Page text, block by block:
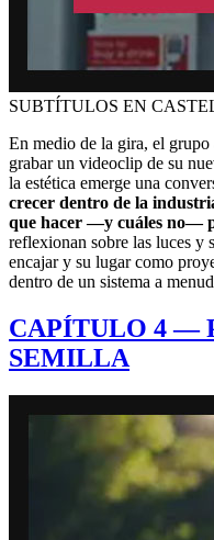
SUBTÍTULOS EN
En medio de la gira, el grupo
grabar un videoclip de su
la estética emerge una
crecer dentro de la
que hacer —y cuáles no—
reflexionan sobre las luces y
encajar y su lugar como
dentro de un sistema a
CAPÍTULO 4 —
SEMILLA